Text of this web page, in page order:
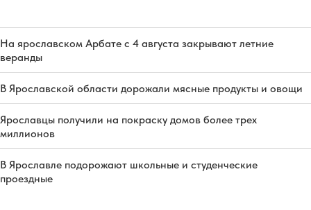
На ярославском Арбате с 4 августа закрывают летние
веранды
В Ярославской области дорожали мясные продукты и овощи
Ярославцы получили на покраску домов более трех
миллионов
В Ярославле подорожают школьные и студенческие
проездные